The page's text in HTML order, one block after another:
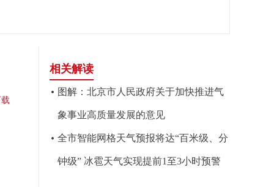
相关解读
图解：北京市人民政府关于加快推进气
象事业高质量发展的意见
全市智能网格天气预报将达“百米级、分
钟级” 冰雹天气实现提前1至3小时预警